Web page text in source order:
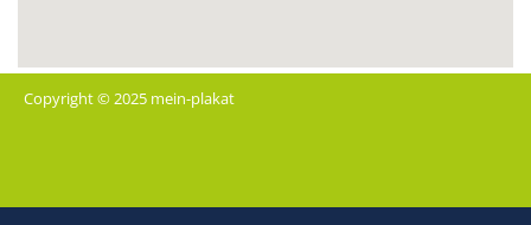
Copyright © 2025 mein-plakat